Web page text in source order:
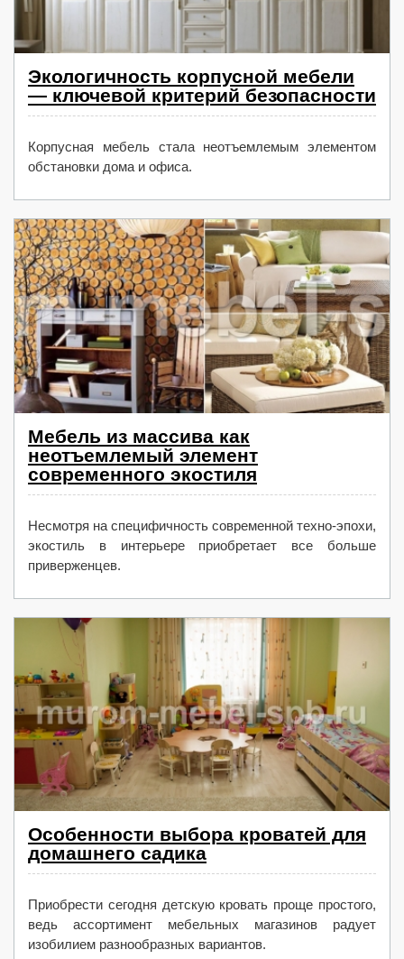
Экологичность корпусной мебели
— ключевой критерий безопасности
Корпусная мебель стала неотъемлемым элементом
обстановки дома и офиса.
Мебель из массива как
неотъемлемый элемент
современного экостиля
Несмотря на специфичность современной техно-эпохи,
экостиль в интерьере приобретает все больше
приверженцев.
Особенности выбора кроватей для
домашнего садика
Приобрести сегодня детскую кровать проще простого,
ведь ассортимент мебельных магазинов радует
изобилием разнообразных вариантов.